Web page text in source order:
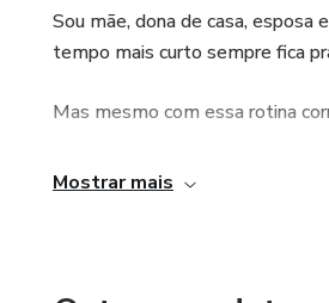
Sou mãe, dona de casa,
tempo mais curto sempre fica
Mas mesmo com essa rotina
Cuide-se, ama-se.
Mostrar mais